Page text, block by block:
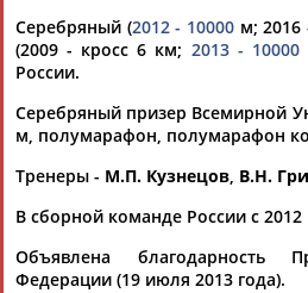
Флюра
АББАТЕ-
БУЛАТОВА
Татьяна
АББЯСОВА
Серебряный (2012 - 10000 м;
(2009 - кросс 6 км; 2013 - 10000
России.
Серебряный призер Всемирной
м, полумарафон, полумарафон
Тренеры - М.П. Кузнецов, В.Н.
В сборной команде России с 2012
Объявлена благодарность
Федерации (19 июля 2013 года).